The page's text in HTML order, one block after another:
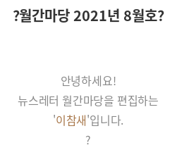
?월간마당 2021년 8월호?
안녕하세요!
뉴스레터 월간마당을 편집하는
'이참새'입니다.
?